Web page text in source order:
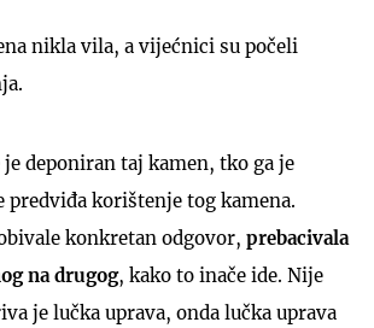
nikla vila, a vijećnici su počeli
deponiran taj kamen, tko ga je
predviđa korištenje tog kamena.
konkretan odgovor, prebacivala
na drugog, kako to inače ide. Nije
je lučka uprava, onda lučka uprava